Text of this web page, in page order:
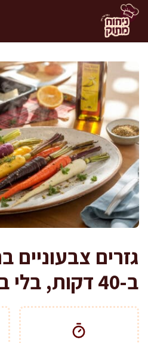
לדלג
לתוכן
גזרים צבעוניים
ב-40 דקות, בלי בישול מוקדם